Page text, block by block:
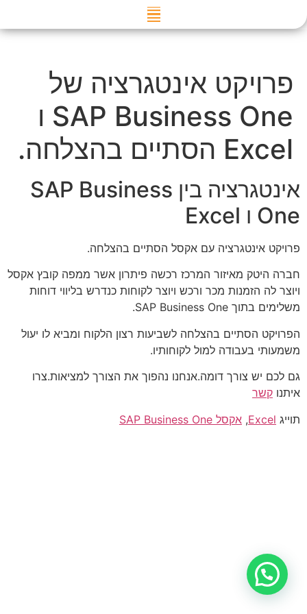
פרויקט אינטגרציה של
SAP Business One ו
Excel הסתיים בהצלחה.
אינטגרציה בין SAP Business
One ו Excel
פרויקט אינטגרציה עם אקסל הסתיים בהצלחה.
חברה היטק מאיזור המרכז רכשה פיתרון אשר ממפה קובץ אקסל
ויוצר לה הזמנות מכר ורכש ויוצר לקוחות כנדרש בליווי דוחות
משלימים בתוך SAP Business One.
הפרויקט הסתיים בהצלחה לשביעות רצון הלקוח ומביא לו יעול
משמעותי בעבודה למול לקוחותיו.
גם לכם יש צורך דומה.אנחנו נהפוך את הצורך למציאות.צרו
איתנו קשר
תוייג Excel
, אקסל SAP Business One